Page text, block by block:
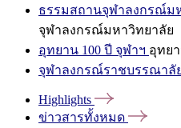
ธรรมสถานจุฬาลงกรณ์ม
จุฬาลงกรณ์มหาวิทยาลัย
อุทยาน 100 ปี จุฬาฯ อุทย
จุฬาลงกรณ์ราชบรรณาลั
Highlights
ข่าวสารทั้งหมด